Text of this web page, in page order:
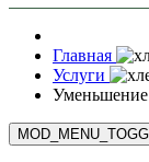
Главная
Услуги
Уменьшение